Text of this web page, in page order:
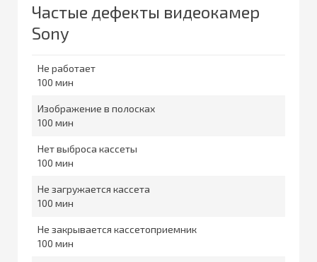
Частые дефекты видеокамер
Sony
Не работает
100
Изображение в полосках
100
Нет выброса кассеты
100
Не загружается кассета
100
Не закрывается кассетоприемник
100